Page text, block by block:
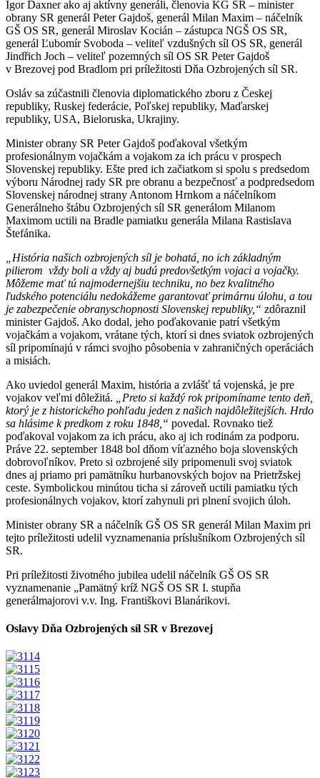
Igor Daxner ako aj aktívny generáli, členovia KG SR – minister
obrany SR generál Peter Gajdoš, generál Milan Maxim – náčelník
GŠ OS SR, generál Miroslav Kocián – zástupca NGŠ OS SR,
generál Ľubomír Svoboda – veliteľ vzdušných síl OS SR, generál
Jindřich Joch – veliteľ pozemných síl OS SR Peter Gajdoš
v Brezovej pod Bradlom pri príležitosti Dňa Ozbrojených síl SR.
Osláv sa zúčastnili členovia diplomatického zboru z Českej
republiky, Ruskej federácie, Poľskej republiky, Maďarskej
republiky, USA, Bieloruska, Ukrajiny.
Minister obrany SR Peter Gajdoš poďakoval všetkým
profesionálnym vojačkám a vojakom za ich prácu v prospech
Slovenskej republiky. Ešte pred ich začiatkom si spolu s predsedom
výboru Národnej rady SR pre obranu a bezpečnosť a podpredsedom
Slovenskej národnej strany Antonom Hrnkom a náčelníkom
Generálneho štábu Ozbrojených síl SR generálom Milanom
Maximom uctili na Bradle pamiatku generála Milana Rastislava
Štefánika.
„História našich ozbrojených síl je bohatá, no ich základným
pilierom vždy boli a vždy aj budú predovšetkým vojaci a vojačky.
Môžeme mať tú najmodernejšiu techniku, no bez kvalitného
ľudského potenciálu nedokážeme garantovať primárnu úlohu, a tou
je zabezpečenie obranyschopnosti Slovenskej republiky,“ zdôraznil
minister Gajdoš. Ako dodal, jeho poďakovanie patrí všetkým
vojačkám a vojakom, vrátane tých, ktorí si dnes sviatok ozbrojených
síl pripomínajú v rámci svojho pôsobenia v zahraničných operáciách
a misiách.
Ako uviedol generál Maxim, história a zvlášť tá vojenská, je pre
vojakov veľmi dôležitá.
„Preto si každý rok pripomíname tento deň,
ktorý je z historického pohľadu jeden z našich najdôležitejších. Hrdo
sa hlásime k predkom z roku 1848,“ povedal. Rovnako tiež
poďakoval vojakom za ich prácu, ako aj ich rodinám za podporu.
Práve 22. september 1848 bol dňom víťazného boja slovenských
dobrovoľníkov. Preto si ozbrojené sily pripomenuli svoj sviatok
dnes aj priamo pri pamätníku hurbanovských bojov na Prietržskej
ceste. Symbolickou minútou ticha si zároveň uctili pamiatku tých
profesionálnych vojakov, ktorí zahynuli pri plnení svojich úloh.
Minister obrany SR a náčelník GŠ OS SR generál Milan Maxim pri
tejto príležitosti udelil vyznamenania príslušníkom Ozbrojených síl
SR.
Pri príležitosti životného jubilea udelil náčelník GŠ OS SR
vyznamenanie „Pamätný kríž NGŠ OS SR I. stupňa
generálmajorovi v.v. Ing. Františkovi Blanárikovi.
Oslavy Dňa Ozbrojených síl SR v Brezovej